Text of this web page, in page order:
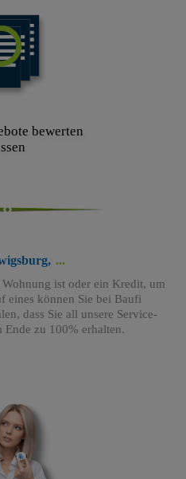
bewerten
ist oder ein Kredit, um
eines können Sie bei Baufi
dass Sie all unsere Service-
zu 100% erhalten.